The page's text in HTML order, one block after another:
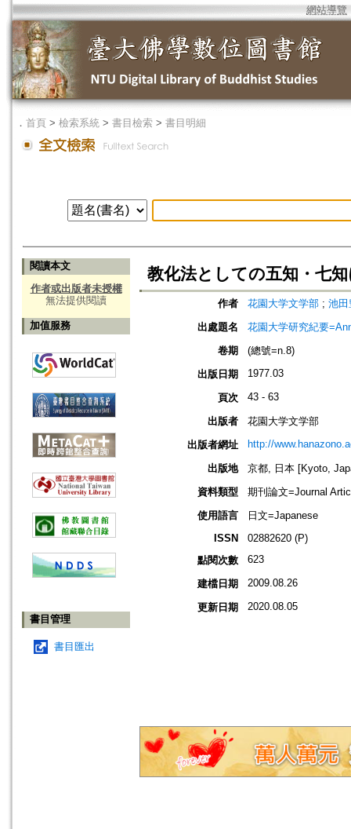
網站導覽
． 首頁 > 檢索系統 > 書目檢索 > 書目明細
閱讀本文
作者或出版者未授權
無法提供閱讀
加值服務
書目管理
書目匯出
教化法としての五知・七
作者 花園大学文学部 ; 池田
出處題名
花園大学研究紀要
卷期
(總號=n.8)
出版日期
1977.03
頁次 43 - 63
出版者
花園大学文学部
出版者網址
http://
出版地
京都, 日本 [Kyoto,
資料類型
期刊論文=Journal
使用語言
日文=Japanese
ISSN
02882620 (P)
點閱次數
623
建檔日期 2009.08.26
更新日期 2020.08.05